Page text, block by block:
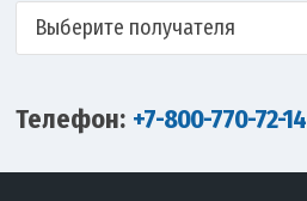
Выберите получателя
Телефон: +7-800-770-72-14